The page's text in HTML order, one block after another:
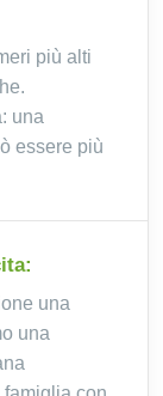
più alti
una
essere più
una
una